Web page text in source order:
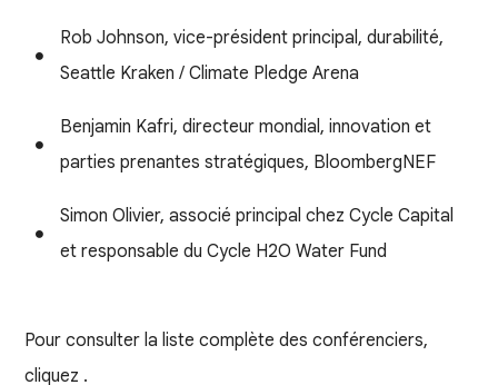
Rob Johnson, vice-président principal, durabilité,
Seattle Kraken / Climate Pledge Arena
Benjamin Kafri, directeur mondial, innovation et
parties prenantes stratégiques, BloombergNEF
Simon Olivier, associé principal chez Cycle Capital
et responsable du Cycle H2O Water Fund
Pour consulter la liste complète des conférenciers,
cliquez .